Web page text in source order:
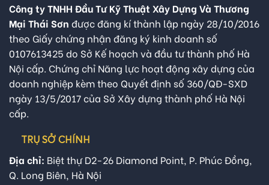
Công ty TNHH Đầu Tư Kỹ Thuật Xây Dựng Và Thương
Mại Thái Sơn được đăng kí thành lập ngày 28/10/2016
theo Giấy chứng nhận đăng ký kinh doanh số
0107613425 do Sở Kế hoạch và đầu tư thành phố Hà
Nội cấp. Chứng chỉ Năng lực hoạt động xây dựng của
doanh nghiệp kèm theo Quyết định số 360/QĐ-SXD
ngày 13/5/2017 của Sở Xây dựng thành phố Hà Nội
cấp.
TRỤ SỞ CHÍNH
Địa chỉ: Biệt thự D2-26 Diamond Point, P. Phúc Đồng,
Q. Long Biên, Hà Nội